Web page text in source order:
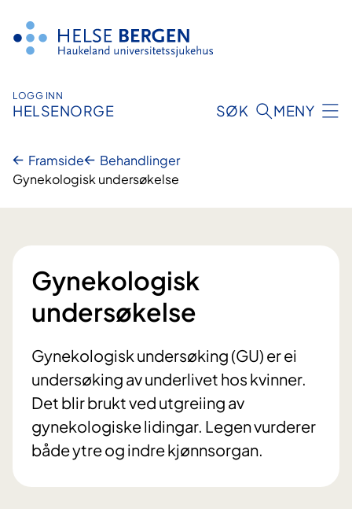
innhald
LOGG INN
HELSENORGE SØK MENY
Framside
Behandlinger
Gynekologisk undersøkelse
Gynekologisk
undersøkelse
Gynekologisk undersøking (GU) er ei
undersøking av underlivet hos kvinner.
Det blir brukt ved utgreiing av
gynekologiske lidingar. Legen vurderer
både ytre og indre kjønnsorgan.